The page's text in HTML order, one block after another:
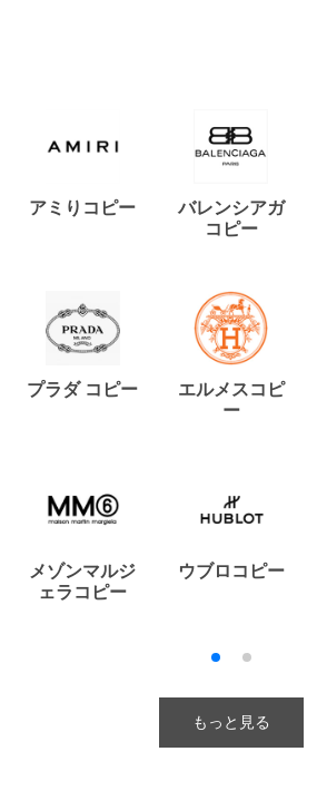
アミりコピー
バレンシアガ
コピー
プラダ コピー
エルメスコピ
ー
メゾンマルジ
ェラコピー
ウブロコピー
もっと見る